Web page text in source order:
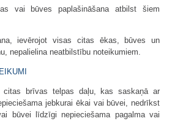
vai būves paplašināšana atbilst šiem
ievērojot visas citas ēkas, būves un
nepalielina neatbilstību noteikumiem.
citas brīvas telpas daļu, kas saskaņā ar
jebkurai ēkai vai būvei, nedrīkst
būvei līdzīgi nepieciešama pagalma vai